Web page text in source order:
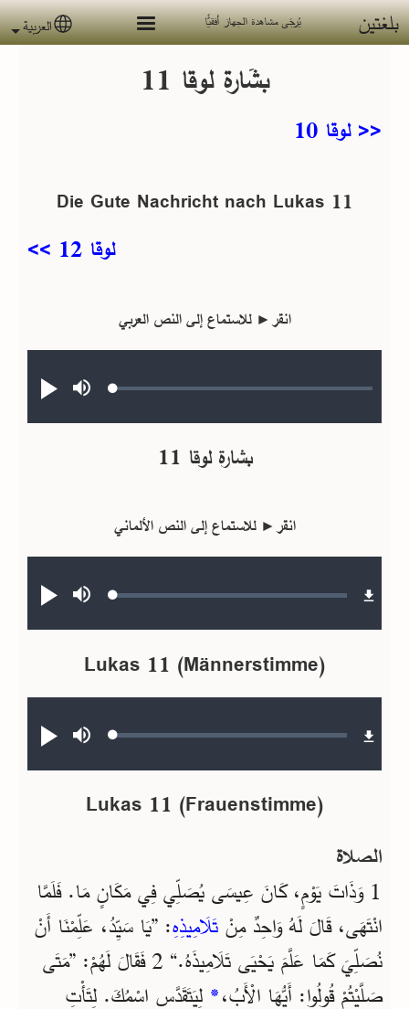
تجاوز إلى المحتوى الرئيسي
بلغتين يُرجَى مشاهدة الجهاز أفقيًّا العربية
بشَارة لوقا 11
<< لوقا 10
Die Gute Nachricht nach Lukas 11
لوقا 12 >>
انقر► للاستماع إلى النص العربي
تشغيلصامتLoaded:
بشارة لوقا 11
انقر► للاستماع إلى النص الألماني
تشغيلصامتLoaded:
Lukas 11 (Männerstimme)
تشغيلصامتLoaded:
Lukas 11 (Frauenstimme)
الصلاة
1 وَذَاتَ يَوْمٍ، كَانَ عِيسَى يُصَلِّي فِي مَكَانٍ مَا. فَلَمَّا
انْتَهَى، قَالَ لَهُ وَاحِدٌ مِنْتَلَامِيذِهِ: ”يَا سَيِّدُ، عَلِّمْنَا أَنْ
نُصَلِّيَ كَمَا عَلَّمَ يَحْيَى تَلَامِيذَهُ.“ 2 فَقَالَ لَهُمْ: ”مَتَى
صَلَّيْتُمْ قُولُوا: أَيُّهَا الْأَبُ،* لِيَتَقَدَّسِ اسْمُكَ. لِتَأْتِ